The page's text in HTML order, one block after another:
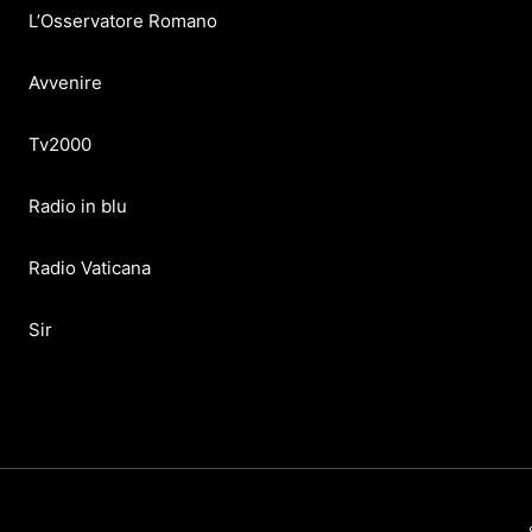
L’Osservatore Romano
Avvenire
Tv2000
Radio in blu
Radio Vaticana
Sir